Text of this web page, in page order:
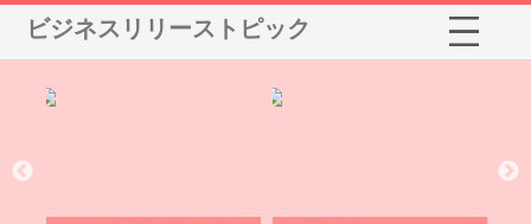
ビジネスリリーストピック